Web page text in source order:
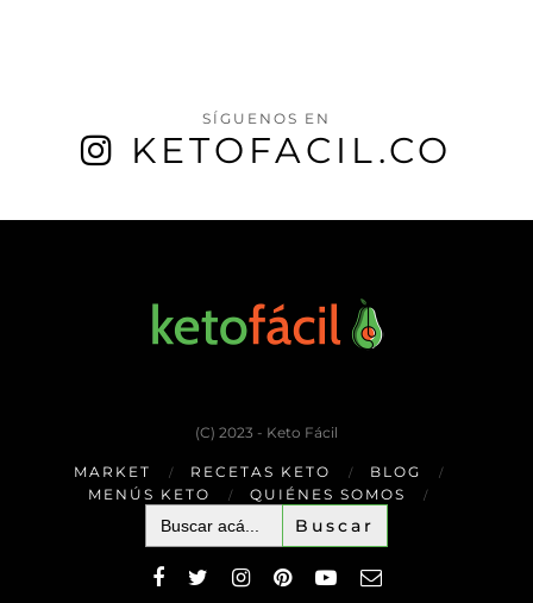
SÍGUENOS EN
KETOFACIL.CO
(C) 2023 - Keto Fácil
MARKET RECETAS KETO
BLOG
MENÚS KETO
QUIÉNES SOMOS
Buscar: